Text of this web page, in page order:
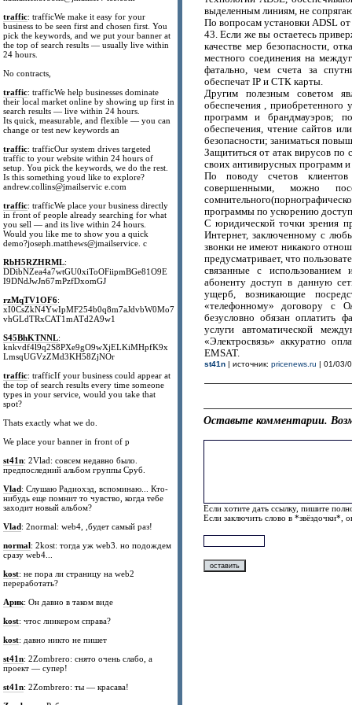
traffic: trafficWe make it easy for your
business to be seen first and chosen first. You
pick the keywords, and we put your banner at
the top of search results — usually live within
24 hours.
No contracts,
traffic: trafficWe help businesses dominate
their local market online by showing up first in
search results — live within 24 hours.
Its quick, measurable, and flexible — you can
change or test new keywords an
traffic: trafficOur system drives targeted
traffic to your website within 24 hours of
setup. You pick the keywords, we do the rest.
Is this something youd like to explore?
andrew.collins@jmailservic e.com
traffic: trafficWe place your business directly
in front of people already searching for what
you sell — and its live within 24 hours.
Would you like me to show you a quick
demo?joseph.matthews@jmailservice. c
RbH5RZHRML:
DDibNZea4a7wtGU0xiToOFiipmBGe81O9E
I9DNdJwJn67mPzfDxomGJ
rzMqTV1OF6:
xI0CsZkN4YwIpMF254b0q8m7aJdvbW0Mo7
vhGLdTRxCAT1mATd2A9w1
S45BhKTNNL:
knkvdf4l9q2S8PXe9gO9wXjELKiMHpfK9x
LmsqUGVzZMd3KH58ZjNOr
traffic: trafficIf your business could appear at
the top of search results every time someone
types in your service, would you take that
spot?
Thats exactly what we do.
We place your banner in front of p
st41n: 2Vlad: совсем недавно было.
предпоследний альбом группы Сруб.
Vlad: Слушаю Радиохэд, вспоминаю... Кто-
нибудь еще помнит то чувство, когда тебе
заходит новый альбом?
Vlad: 2normal: web4, ,будет самый раз!
normal: 2kost: тогда уж web3. но подождем
сразу web4...
kost: не пора ли страницу на web2
переработать?
Арик: Он давно в таком виде
kost: чтос линкером справа?
kost: давно никто не пишет
st41n: 2Zombrero: снято очень слабо, а
проект — супер!
st41n: 2Zombrero: ты — красава!
выделенным линиям, не
По вопросам установки ADSL
43. Если же вы остаетесь
качестве мер безопасности,
местного соединения на
фатально, чем счета за
обеспечат IP и СТК карты.
Другим полезным советом
обеспечения , приобретенного
программ и брандмауэров;
обеспечения, чтение сайтов
безопасности; заниматься
Защититься от атак вирусов
своих антивирусных программ
По поводу счетов
совершенными, можно
программы по ускорению
С юридической точки зрения
Интернет, заключенному с
звонки не имеют никакого
предусматривает, что
связанные с
абоненту доступ в данную
ущерб, возникающие
«телефонному» договору с
безусловно обязан оплатить
услуги автоматической
«Электросвязь» аккуратно
EMSAT.
st41n| источник: pricenews.ru | 01/03/
Оставьте комментарии.
Если хотите дать ссылку, пишите
Если заключить слово в *звёздочки*,